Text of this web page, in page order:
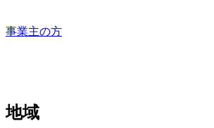
事業主の方
地域